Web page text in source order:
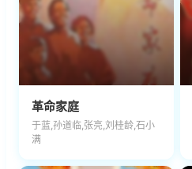
革命家庭
于蓝,孙道临,张亮,刘桂龄,石小
满